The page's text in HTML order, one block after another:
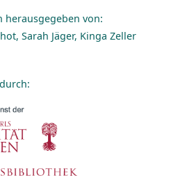
von:
Sarah Jäger, Kinga Zeller